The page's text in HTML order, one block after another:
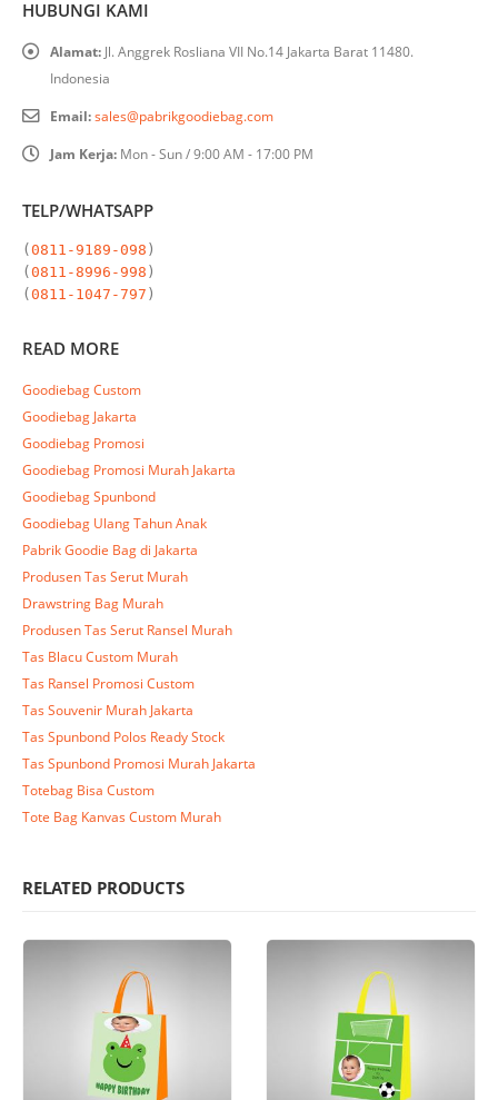
HUBUNGI KAMI
Alamat: Jl. Anggrek Rosliana VII No.14 Jakarta Barat 11480.
Indonesia
Email:sales@pabrikgoodiebag.com
Jam Kerja: Mon - Sun / 9:00 AM - 17:00 PM
TELP/WHATSAPP
( 0811-9189-098 )
( 0811-8996-998 )
( 0811-1047-797 )
READ MORE
Goodiebag Custom
Goodiebag Jakarta
Goodiebag Promosi
Goodiebag Promosi Murah Jakarta
Goodiebag Spunbond
Goodiebag Ulang Tahun Anak
Pabrik Goodie Bag di Jakarta
Produsen Tas Serut Murah
Drawstring Bag Murah
Produsen Tas Serut Ransel Murah
Tas Blacu Custom Murah
Tas Ransel Promosi Custom
Tas Souvenir Murah Jakarta
Tas Spunbond Polos Ready Stock
Tas Spunbond Promosi Murah Jakarta
Totebag Bisa Custom
Tote Bag Kanvas Custom Murah
RELATED PRODUCTS